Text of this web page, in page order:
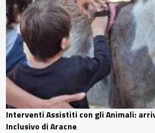
Interventi Assistiti con gli Animali:
Inclusivo di Aracne